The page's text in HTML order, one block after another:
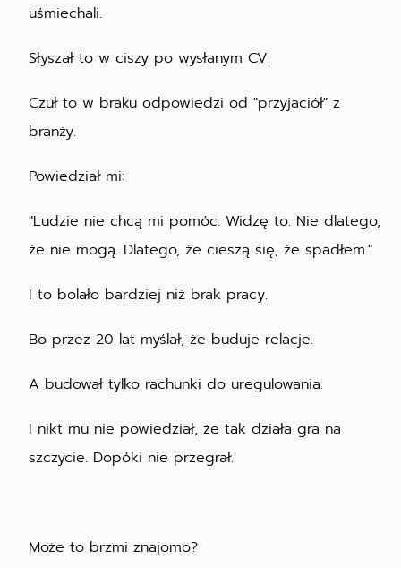
uśmiechali.
Słyszał to w ciszy po wysłanym CV.
Czuł to w braku odpowiedzi od "przyjaciół" z
branży.
Powiedział mi:
"Ludzie nie chcą mi pomóc. Widzę to. Nie dlatego,
że nie mogą. Dlatego, że cieszą się, że spadłem."
I to bolało bardziej niż brak pracy.
Bo przez 20 lat myślał, że buduje relacje.
A budował tylko rachunki do uregulowania.
I nikt mu nie powiedział, że tak działa gra na
szczycie. Dopóki nie przegrał.
Może to brzmi znajomo?